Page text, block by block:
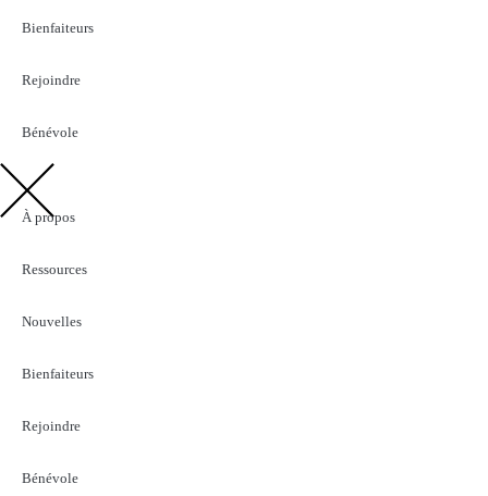
Bienfaiteurs
Rejoindre
Bénévole
À propos
Ressources
Nouvelles
Bienfaiteurs
Rejoindre
Bénévole